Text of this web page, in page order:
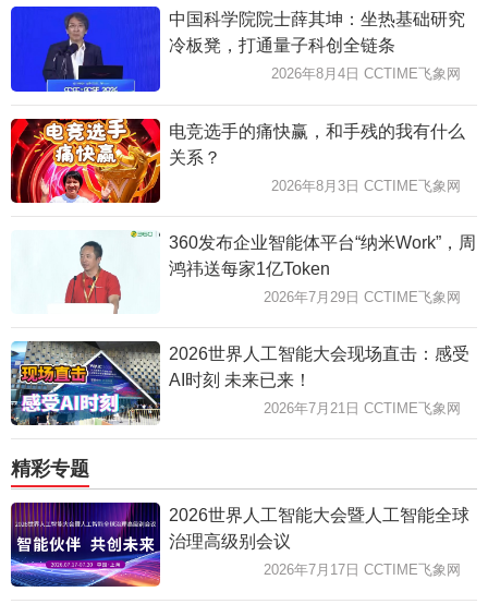
中国科学院院士薛其坤：坐热基础研究
冷板凳，打通量子科创全链条
2026年8月4日 CCTIME飞象网
电竞选手的痛快赢，和手残的我有什么
关系？
2026年8月3日 CCTIME飞象网
360发布企业智能体平台“纳米Work”，周
鸿祎送每家1亿Token
2026年7月29日 CCTIME飞象网
2026世界人工智能大会现场直击：感受
AI时刻 未来已来！
2026年7月21日 CCTIME飞象网
精彩专题
2026世界人工智能大会暨人工智能全球
治理高级别会议
2026年7月17日 CCTIME飞象网